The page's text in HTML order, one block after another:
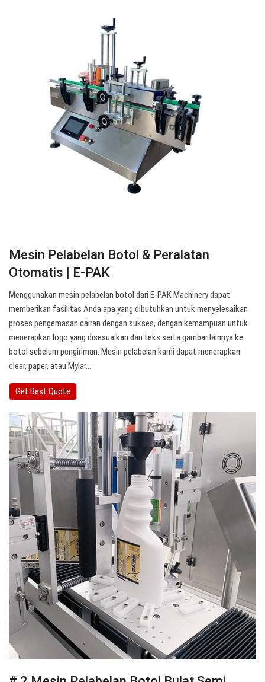
Mesin Pelabelan Botol & Peralatan
Otomatis | E-PAK
Menggunakan mesin pelabelan botol dari E-PAK Machinery dapat
memberikan fasilitas Anda apa yang dibutuhkan untuk menyelesaikan
proses pengemasan cairan dengan sukses, dengan kemampuan untuk
menerapkan logo yang disesuaikan dan teks serta gambar lainnya ke
botol sebelum pengiriman. Mesin pelabelan kami dapat menerapkan
clear, paper, atau Mylar…
Get Best Quote